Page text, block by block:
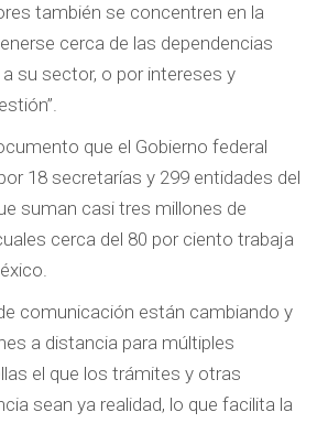
también se concentren en la
cerca de las dependencias
su sector, o por intereses y
que el Gobierno federal
18 secretarías y 299 entidades del
suman casi tres millones de
cerca del 80 por ciento trabaja
comunicación están cambiando y
a distancia para múltiples
el que los trámites y otras
sean ya realidad, lo que facilita la